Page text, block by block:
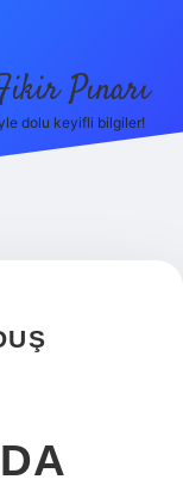
Pınarı
dolu keyifli bilgiler!